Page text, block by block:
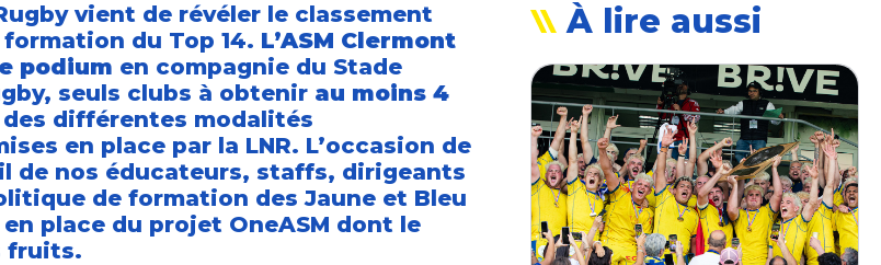
vient de révéler le classement
du Top 14. L’ASM Clermont
podium en compagnie du Stade
seuls clubs à obtenir au moins 4
différentes modalités
en place par la LNR. L’occasion de
de nos éducateurs, staffs, dirigeants
de formation des Jaune et Bleu
place du projet OneASM dont le
fruits.
À lire aussi